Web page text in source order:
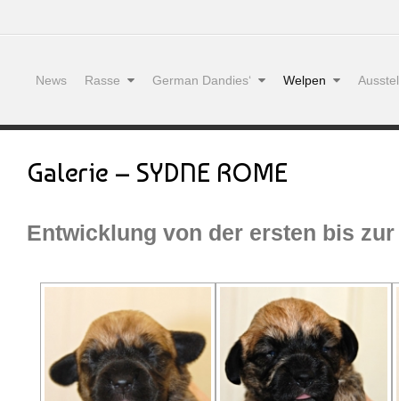
News Rasse German Dandies‘ Welpen
Galerie – SYDNE ROME
Entwicklung von der ersten bis